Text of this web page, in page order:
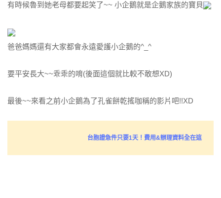
有時候魯到她老母都要起笑了~~ 小企鵝就是企鵝家族的寶貝
爸爸媽媽還有大家都會永遠愛護小企鵝的^_^
要平安長大~~乖乖的唷(後面這個就比較不敢想XD)
最後~~來看之前小企鵝為了孔雀餅乾搖咖稱的影片吧!!XD
台胞證急件只要1天！費用&辦理資料全在這